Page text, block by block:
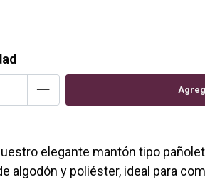
+
elegante mantón tipo
algodón y poliéster, ideal para